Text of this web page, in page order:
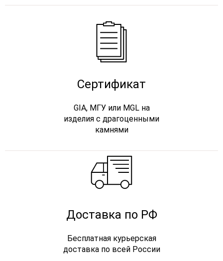
Сертификат
GIA, МГУ или MGL на
изделия с драгоценными
камнями
Доставка по РФ
Бесплатная курьерская
доставка по всей России